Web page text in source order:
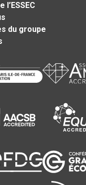
l’ESSEC
du groupe